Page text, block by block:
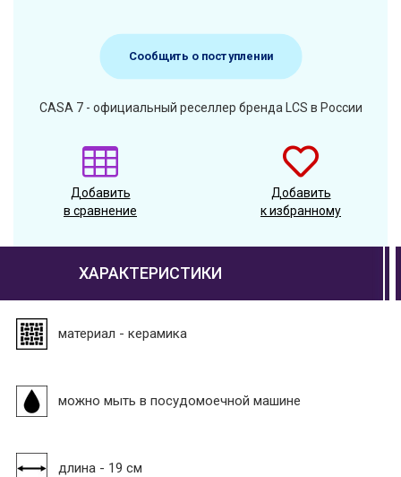
Сообщить о поступлении
CASA 7 - официальный реселлер бренда LCS в России
Добавить
в сравнение
Добавить
к избранному
ХАРАКТЕРИСТИКИ
материал - керамика
можно мыть в посудомоечной машине
длина - 19 см